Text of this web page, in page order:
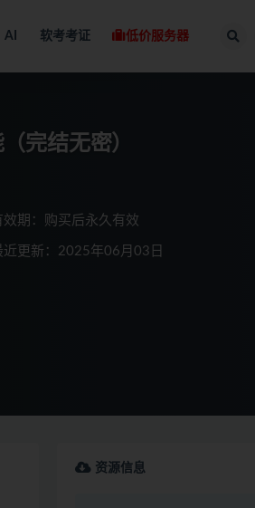
AI 软考考证 低价服务器
完结无密）
效期：购买后永久有效
近更新：2025年06月03日
资源信息